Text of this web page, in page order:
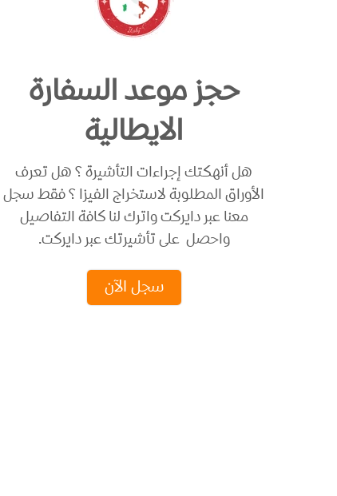
حجز موعد السفارة
الايطالية
هل أنهكتك إجراءات التأشيرة ؟ هل تعرف
الأوراق المطلوبة لاستخراج الفيزا ؟ فقط سجل
معنا عبر دايركت واترك لنا كافة التفاصيل
واحصل على تأشيرتك عبر دايركت.
سجل الآن